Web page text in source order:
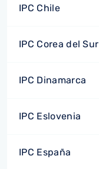
IPC Chile
IPC Corea del Sur
IPC Dinamarca
IPC Eslovenia
IPC España